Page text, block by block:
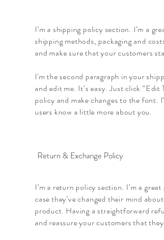
I’m a shipping policy section. I’m a
shipping methods, packaging and
and make sure that your customers
I'm the second paragraph in your
and edit me. It’s easy. Just click
policy and make changes to the font.
users know a little more about you.
Return & Exchange Policy
I’m a return policy section. I’m a
case they’ve changed their mind
product. Having a straightforward
and reassure your customers that